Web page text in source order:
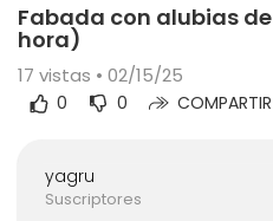
Fabada con alubias
hora)
17 vistas • 02/15/25
0 0 COMPARTIR
yagru
Suscriptores